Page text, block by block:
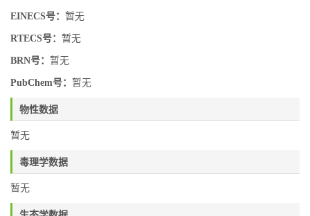
EINECS号： 暂无
RTECS号： 暂无
BRN号： 暂无
PubChem号： 暂无
物性数据
暂无
毒理学数据
暂无